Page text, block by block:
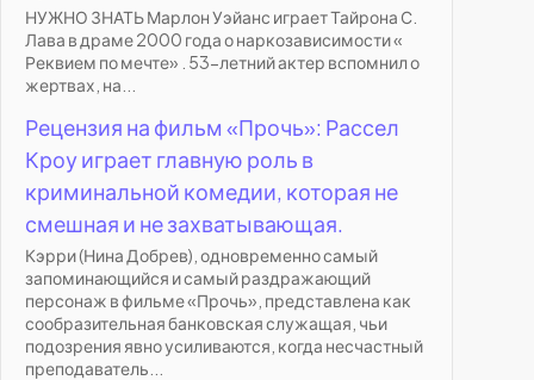
НУЖНО ЗНАТЬ Марлон Уэйанс играет Тайрона С.
Лава в драме 2000 года о наркозависимости «
Реквием по мечте» . 53-летний актер вспомнил о
жертвах, на...
Рецензия на фильм «Прочь»: Рассел
Кроу играет главную роль в
криминальной комедии, которая не
смешная и не захватывающая.
Кэрри (Нина Добрев), одновременно самый
запоминающийся и самый раздражающий
персонаж в фильме «Прочь», представлена как
сообразительная банковская служащая, чьи
подозрения явно усиливаются, когда несчастный
преподаватель...